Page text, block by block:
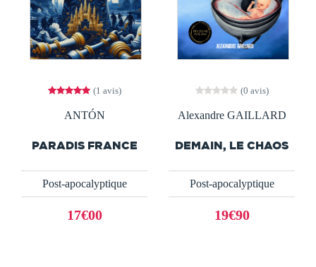
(1 avis)
ANTÓN
PARADIS FRANCE
Post-apocalyptique
17€00
(0 avis)
Alexandre GAILLARD
DEMAIN, LE CHAOS
Post-apocalyptique
19€90